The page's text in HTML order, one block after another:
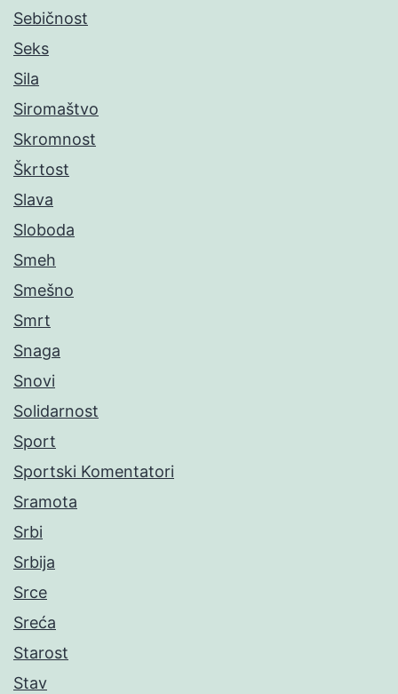
Sebičnost
Seks
Sila
Siromaštvo
Skromnost
Škrtost
Slava
Sloboda
Smeh
Smešno
Smrt
Snaga
Snovi
Solidarnost
Sport
Sportski Komentatori
Sramota
Srbi
Srbija
Srce
Sreća
Starost
Stav